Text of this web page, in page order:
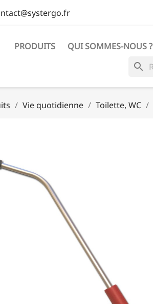
PRODUITS QUI SOMMES-NOUS ?
search
Vie quotidienne Toilette, WC